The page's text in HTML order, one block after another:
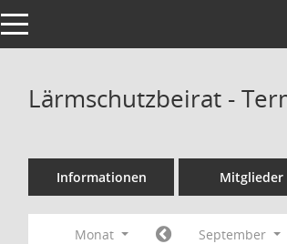
Toggle navigation
Lärmschutzbeirat -
Informationen Mitglieder
Monat September